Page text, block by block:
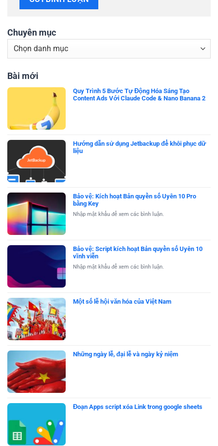
Chuyên mục
Chuyên
Bài mới
Quy Trình 5 Bước Tự Động Hóa Sáng Tạo
Content Ads Với Claude Code & Nano Banana 2
Hướng dẫn sử dụng Jetbackup để khôi phục dữ
liệu
Bảo vệ: Kích hoạt Bản quyền số Uyên 10 Pro
bằng Key
Nhập mật khẩu để xem các bình luận.
Bảo vệ: Script kích hoạt Bản quyền số Uyên 10
vĩnh viễn
Nhập mật khẩu để xem các bình luận.
Một số lễ hội văn hóa của Việt Nam
Những ngày lễ, đại lễ và ngày kỷ niệm
Đoạn Apps script xóa Link trong google sheets